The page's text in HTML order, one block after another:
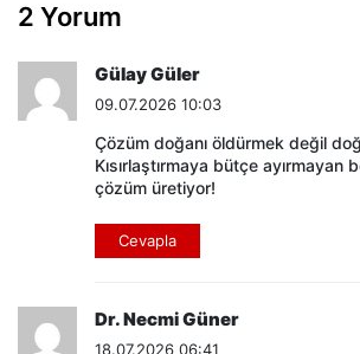
2 Yorum
Gülay Güler
09.07.2026 10:03
Çözüm doğanı öldürmek değil
Kısırlaştırmaya bütçe ayırmayan
çözüm üretiyor!
Cevapla
Dr. Necmi Güner
18.07.2026 06:41